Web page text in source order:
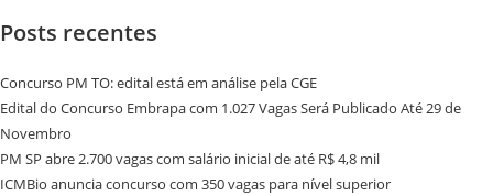
Posts recentes
Concurso PM TO: edital está em análise pela CGE
Edital do Concurso Embrapa com 1.027 Vagas Será Publicado Até 29 de
Novembro
PM SP abre 2.700 vagas com salário inicial de até R$ 4,8 mil
ICMBio anuncia concurso com 350 vagas para nível superior